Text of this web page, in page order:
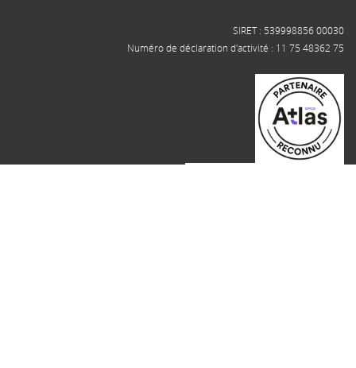
SIRET : 539998856 00030
Numéro de déclaration d'activité : 11 75 48362 75